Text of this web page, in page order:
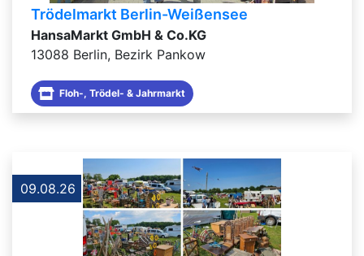
Trödelmarkt Berlin-Weißensee
HansaMarkt GmbH & Co.KG
13088 Berlin, Bezirk Pankow
Floh-, Trödel- & Jahrmarkt
09.08.26